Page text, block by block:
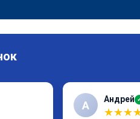
А Андрей
★★★